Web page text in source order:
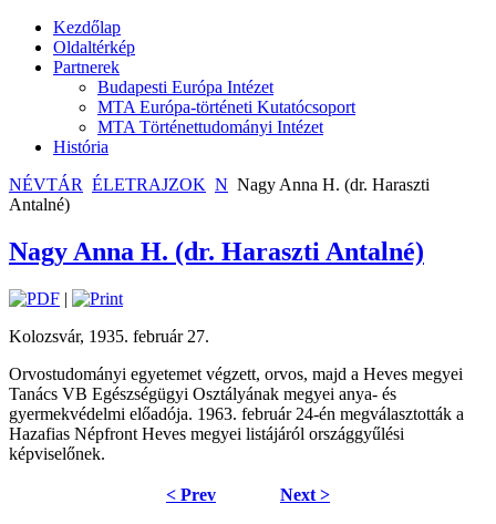
Kezdőlap
Oldaltérkép
Partnerek
Budapesti Európa Intézet
MTA Európa-történeti Kutatócsoport
MTA Történettudományi Intézet
História
NÉVTÁR ÉLETRAJZOK N Nagy Anna H. (dr. Haraszti
Antalné)
Nagy Anna H. (dr. Haraszti Antalné)
|
Kolozsvár, 1935. február 27.
Orvostudományi egyetemet végzett, orvos, majd a Heves megyei
Tanács VB Egészségügyi Osztályának megyei anya- és
gyermekvédelmi előadója. 1963. február 24-én megválasztották a
Hazafias Népfront Heves megyei listájáról országgyűlési
képviselőnek.
< Prev Next >